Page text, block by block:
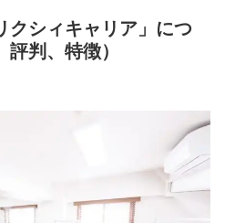
クシィキャリア」につ
判、特徴）